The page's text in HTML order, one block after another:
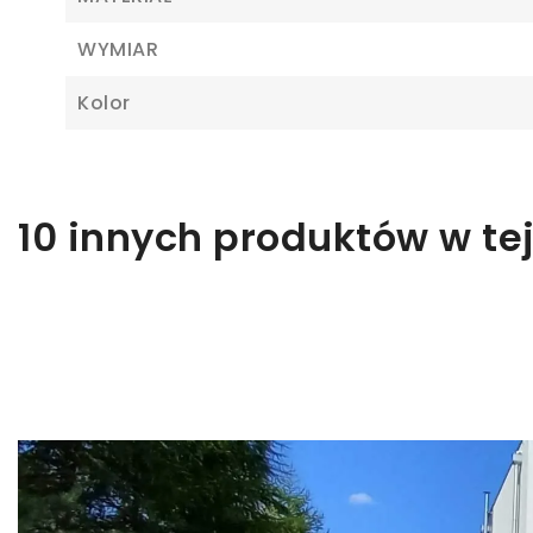
WYMIAR
Kolor
10 innych produktów w